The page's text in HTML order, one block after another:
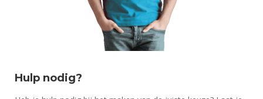
Hulp nodig?